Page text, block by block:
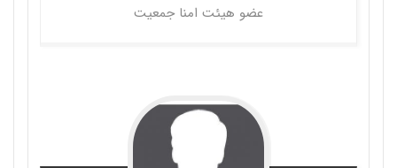
عضو هیئت امنا جمعیت